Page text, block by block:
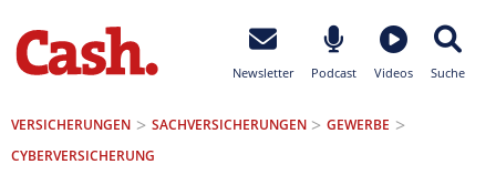
Newsletter Podcast Videos Suche
VERSICHERUNGEN SACH­VERSICHERUNGEN
GEWERBE
CYBERVERSICHERUNG